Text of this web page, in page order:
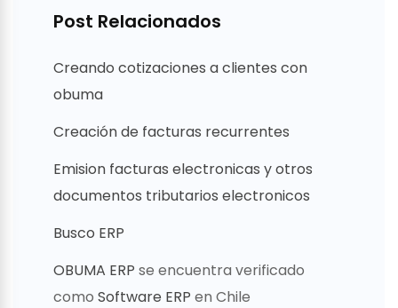
Post Relacionados
Creando cotizaciones a clientes con
obuma
Creación de facturas recurrentes
Emision facturas electronicas y otros
documentos tributarios electronicos
Busco ERP
OBUMA ERP se encuentra verificado
como Software ERP en Chile